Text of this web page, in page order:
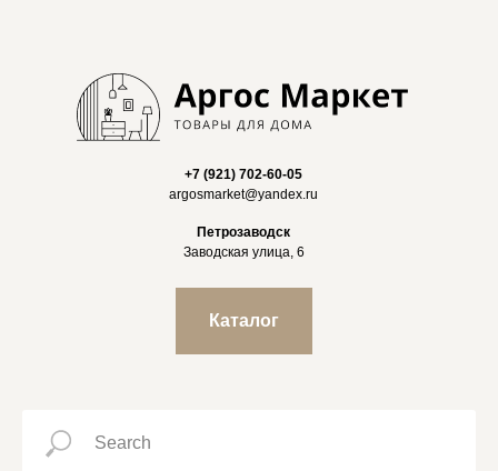
+7 (921) 702-60-05
argosmarket@yandex.ru
Петрозаводск
Заводская улица, 6
Каталог